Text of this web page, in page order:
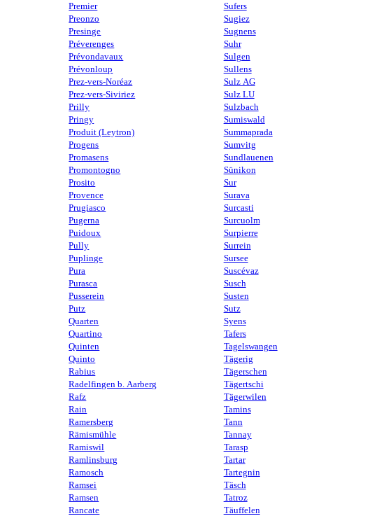
Premier
Preonzo
Presinge
Préverenges
Prévondavaux
Prévonloup
Prez-vers-Noréaz
Prez-vers-Siviriez
Prilly
Pringy
Produit (Leytron)
Progens
Promasens
Promontogno
Prosito
Provence
Prugiasco
Pugerna
Puidoux
Pully
Puplinge
Pura
Purasca
Pusserein
Putz
Quarten
Quartino
Quinten
Quinto
Rabius
Radelfingen b. Aarberg
Rafz
Rain
Ramersberg
Rämismühle
Ramiswil
Ramlinsburg
Ramosch
Ramsei
Ramsen
Rancate
Sufers
Sugiez
Sugnens
Suhr
Sulgen
Sullens
Sulz AG
Sulz LU
Sulzbach
Sumiswald
Summaprada
Sumvitg
Sundlauenen
Sünikon
Sur
Surava
Surcasti
Surcuolm
Surpierre
Surrein
Sursee
Suscévaz
Susch
Susten
Sutz
Syens
Tafers
Tagelswangen
Tägerig
Tägerschen
Tägertschi
Tägerwilen
Tamins
Tann
Tannay
Tarasp
Tartar
Tartegnin
Täsch
Tatroz
Täuffelen